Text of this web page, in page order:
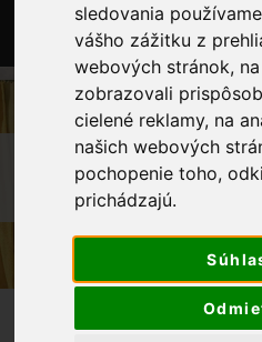
sledovania
vášho zážitku z
webových stránok,
zobrazovali
cielené reklamy, na
našich webových
pochopenie toho,
prichádzajú.
0
OBCHOD
KRAJKA